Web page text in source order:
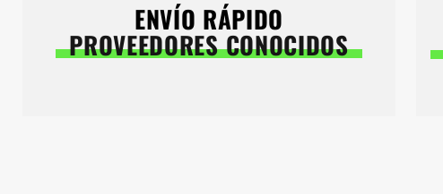
ENVÍO RÁPIDO
PROVEEDORES CONOCIDOS